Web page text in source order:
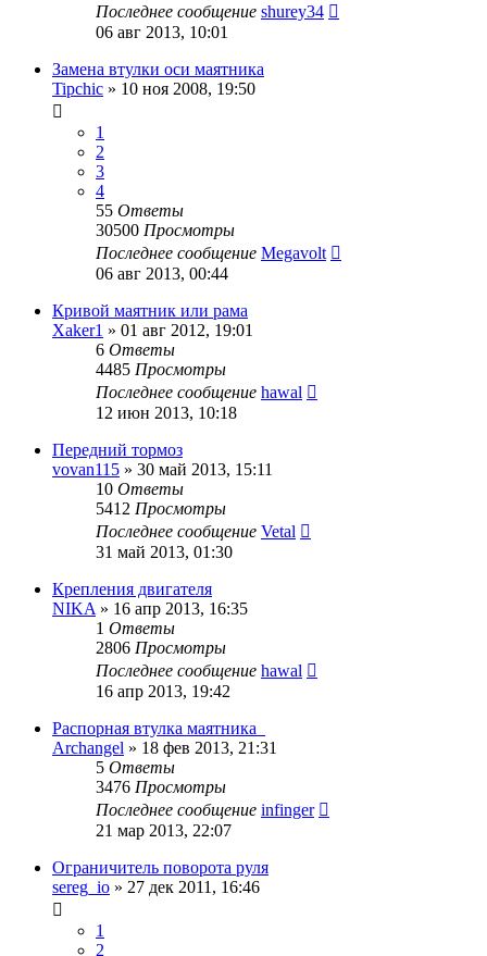
Последнее сообщение shurey34
06 авг 2013, 10:01
Замена втулки оси маятника
Tipchic » 10 ноя 2008, 19:50
1
2
3
4
55 Ответы
30500 Просмотры
Последнее сообщение Megavolt
06 авг 2013, 00:44
Кривой маятник или рама
Xaker1 » 01 авг 2012, 19:01
6 Ответы
4485 Просмотры
Последнее сообщение hawal
12 июн 2013, 10:18
Передний тормоз
vovan115 » 30 май 2013, 15:11
10 Ответы
5412 Просмотры
Последнее сообщение Vetal
31 май 2013, 01:30
Крепления двигателя
NIKA » 16 апр 2013, 16:35
1 Ответы
2806 Просмотры
Последнее сообщение hawal
16 апр 2013, 19:42
Распорная втулка маятника_
Archangel » 18 фев 2013, 21:31
5 Ответы
3476 Просмотры
Последнее сообщение infinger
21 мар 2013, 22:07
Ограничитель поворота руля
sereg_io » 27 дек 2011, 16:46
1
2